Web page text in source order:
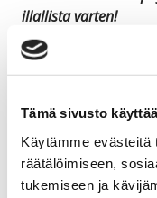
Tämä sivusto
Käytämme evästeitä
räätälöimiseen,
tukemiseen ja
illallista varten!
ruokia ja
tarjolla
makeaa ja